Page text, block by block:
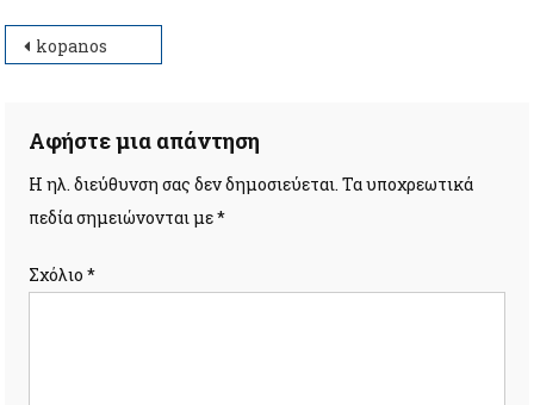
Πλοήγηση
kopanos
Αφήστε μια απάντηση
Η ηλ. διεύθυνση σας δεν δημοσιεύεται. Τα υποχρεωτικά
πεδία σημειώνονται με*
Σχόλιο*